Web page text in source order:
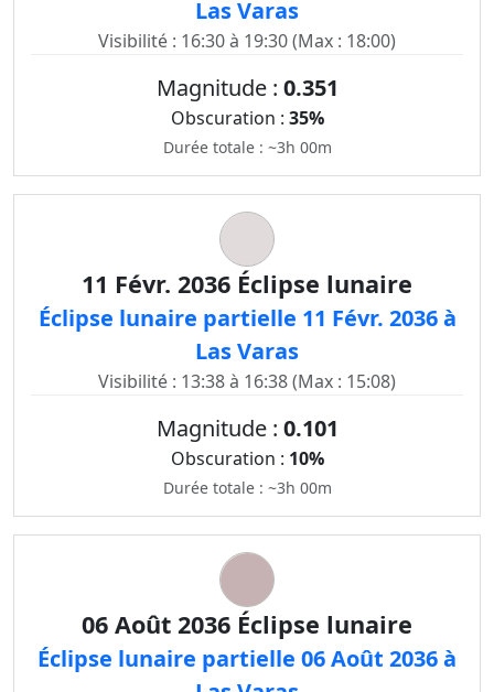
Las Varas
Visibilité : 16:30 à 19:30 (Max : 18:00)
Magnitude : 0.351
Obscuration : 35%
Durée totale : ~3h 00m
11 Févr. 2036 Éclipse lunaire
Éclipse lunaire partielle 11 Févr. 2036 à
Las Varas
Visibilité : 13:38 à 16:38 (Max : 15:08)
Magnitude : 0.101
Obscuration : 10%
Durée totale : ~3h 00m
06 Août 2036 Éclipse lunaire
Éclipse lunaire partielle 06 Août 2036 à